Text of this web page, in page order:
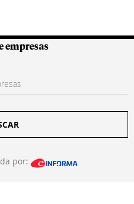
empresas
por: